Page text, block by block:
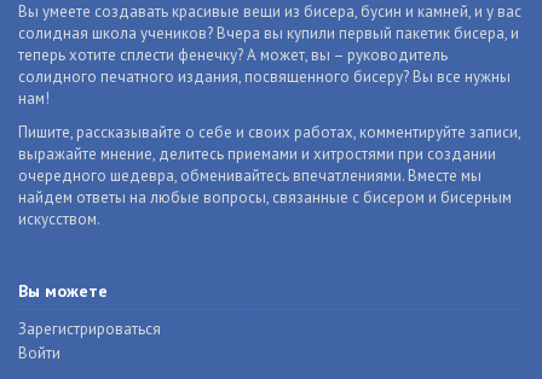
Вы умеете создавать красивые вещи из бисера, бусин и камней, и у вас
солидная школа учеников? Вчера вы купили первый пакетик бисера, и
теперь хотите сплести фенечку? А может, вы – руководитель
солидного печатного издания, посвященного бисеру? Вы все нужны
нам!
Пишите, рассказывайте о себе и своих работах, комментируйте записи,
выражайте мнение, делитесь приемами и хитростями при создании
очередного шедевра, обменивайтесь впечатлениями. Вместе мы
найдем ответы на любые вопросы, связанные с бисером и бисерным
искусством.
Вы можете
Зарегистрироваться
Войти